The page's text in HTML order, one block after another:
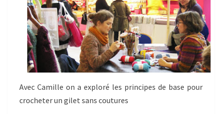
Avec Camille on a exploré les principes de base pour
crocheter un gilet sans coutures